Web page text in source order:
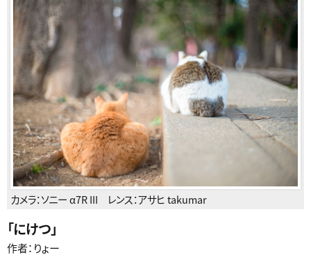
カメラ：ソニー α7R III レンス：アサヒ takumar
「にけつ」
作者：りょー